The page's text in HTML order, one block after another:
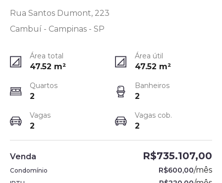
Rua Santos Dumont, 223
Cambuí - Campinas - SP
Área total
47.52 m²
Área útil
47.52 m²
Quartos
2
Banheiros
2
Vagas
2
Vagas cob.
2
Venda R$735.107,00
Condomínio R$600,00/mês